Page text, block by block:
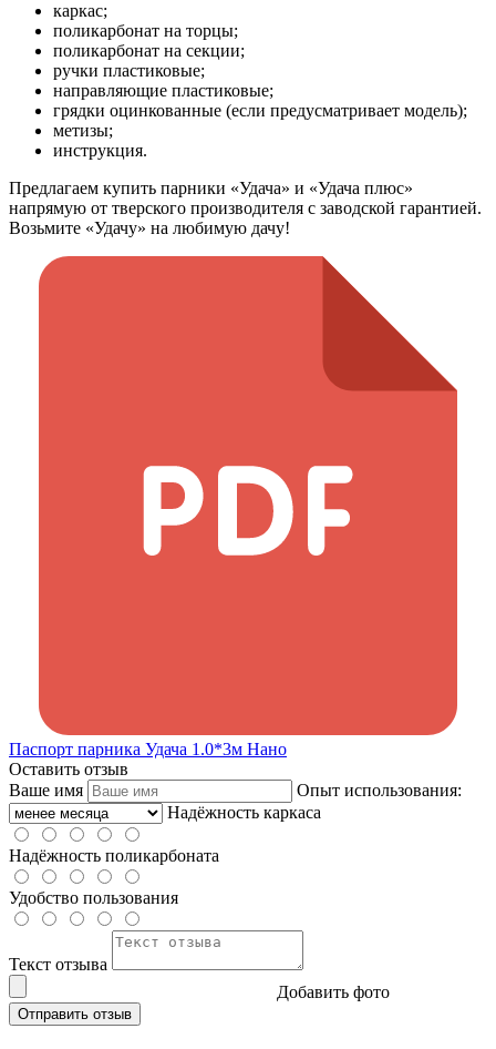
каркас;
поликарбонат на торцы;
поликарбонат на секции;
ручки пластиковые;
направляющие пластиковые;
грядки оцинкованные (если предусматривает модель);
метизы;
инструкция.
Предлагаем купить парники «Удача» и «Удача плюс»
напрямую от тверского производителя с заводской гарантией.
Возьмите «Удачу» на любимую дачу!
Паспорт парника Удача 1.0*3м Нано
Оставить отзыв
Ваше имя
Опыт использования:
Надёжность каркаса
Надёжность поликарбоната
Удобство пользования
Текст отзыва
Добавить фото
Отправить отзыв